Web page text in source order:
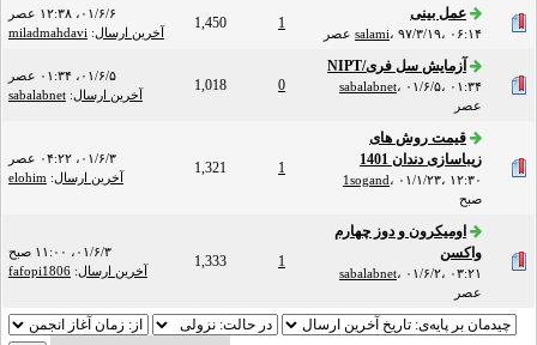
عمل بینی
salami، ۹۷/۳/۱۹، ۰۶:۱۴ عصر
1
1,450
۰۱/۶/۶، ۱۲:۳۸ عصر
آخرین ارسال:
miladmahdavi
آزمایش سل فری/NIPT
sabalabnet، ۰۱/۶/۵، ۰۱:۳۴
عصر
0
1,018
۰۱/۶/۵، ۰۱:۳۴ عصر
آخرین ارسال:
sabalabnet
قیمت روش های
زیباسازی دندان 1401
1sogand، ۰۱/۱/۲۳، ۱۲:۳۰
صبح
1
1,321
۰۱/۶/۳، ۰۴:۲۲ عصر
آخرین ارسال:
elohim
اومیکرون و دوز چهارم
واکسن
sabalabnet، ۰۱/۶/۲، ۰۳:۲۱
عصر
1
1,333
۰۱/۶/۳، ۱۱:۰۰ صبح
آخرین ارسال:
fafopi1806